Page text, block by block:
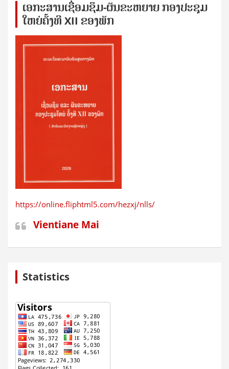
ເອກ​ະ​ສານ​ເຊ​ື່ອມ​ຊ​ຶມ-ຜັນ​ຂະ​ຫ​ຍາຍ ກອງ​ປະ​ຊຸມ​
ໃຫຍ່​ຄັ້ງ​ທີ XII ຂອງ​ພັກ
https://online.fliphtml5.com/hezxj/nlls/
Vientiane Mai
Statistics